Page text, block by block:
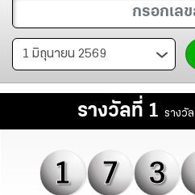
รางวัลที่ 1 รางวั
1 7 3